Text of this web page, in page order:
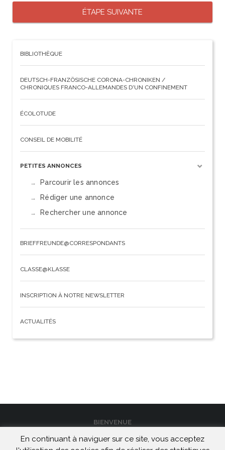
BIBLIOTHÈQUE
DEUTSCH-FRANZÖSISCHE CORONA-CHRONIKEN /
CHRONIQUES FRANCO-ALLEMANDES D'UN CONFINEMENT
ÉCOLOTUDE
CONSEIL DE MOBILITÉ
PETITES ANNONCES
Parcourir les annonces
Rédiger une annonce
Rechercher une annonce
BRIEFFREUNDE@CORRESPONDANTS
CLASSE@KLASSE
INSCRIPTION À NOTRE NEWSLETTER
ACTUALITÉS
BIENVENUE
CONTACT
En continuant à naviguer sur ce site, vous acceptez